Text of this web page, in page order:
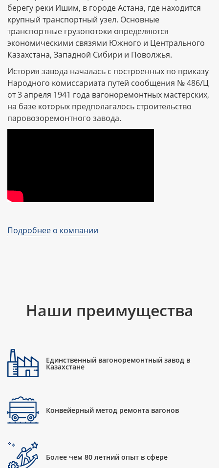
берегу реки Ишим, в городе Астана, где находится
крупный транспортный узел. Основные
транспортные грузопотоки определяются
экономическими связями Южного и Центрального
Казахстана, Западной Сибири и Поволжья.
История завода началась с построенных по приказу
Народного комиссариата путей сообщения № 486/Ц
от 3 апреля 1941 года вагоноремонтных мастерских,
на базе которых предполагалось строительство
паровозоремонтного завода.
Подробнее о компании
Наши преимущества
Единственный вагоноремонтный завод в
Казахстане
Конвейерный метод ремонта вагонов
Более чем 80 летний опыт в сфере